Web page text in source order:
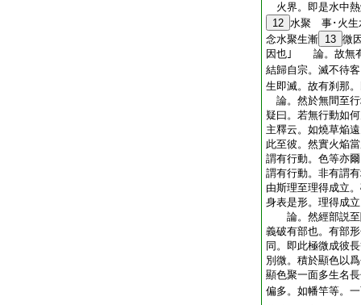
火界。即是水中
12 水聚 事･火生
念水聚生漸 13 微
因也｣ 論。故無
結歸自宗。滅不待
生即滅。故有刹那
論。然於無間至
疑曰。若無行動如
主釋云。如燒草焔
此至彼。然實火焔
謂有行動。色等亦
謂有行動。非有
由斯理至理得成立
身表是形。理得成
論。然經部説至
義破有部也。有部
同。即此極微成彼
別微。積於顯色以
顯色聚一面多生名
偏多。如幡竿等。